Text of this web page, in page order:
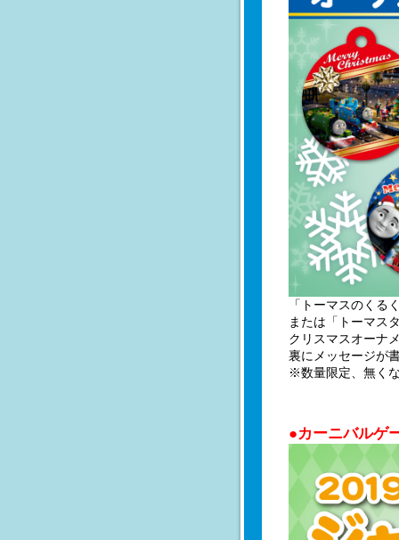
「トーマスのくる
または「トーマス
クリスマスオーナ
裏にメッセージが
※数量限定、無く
●カーニバルゲ